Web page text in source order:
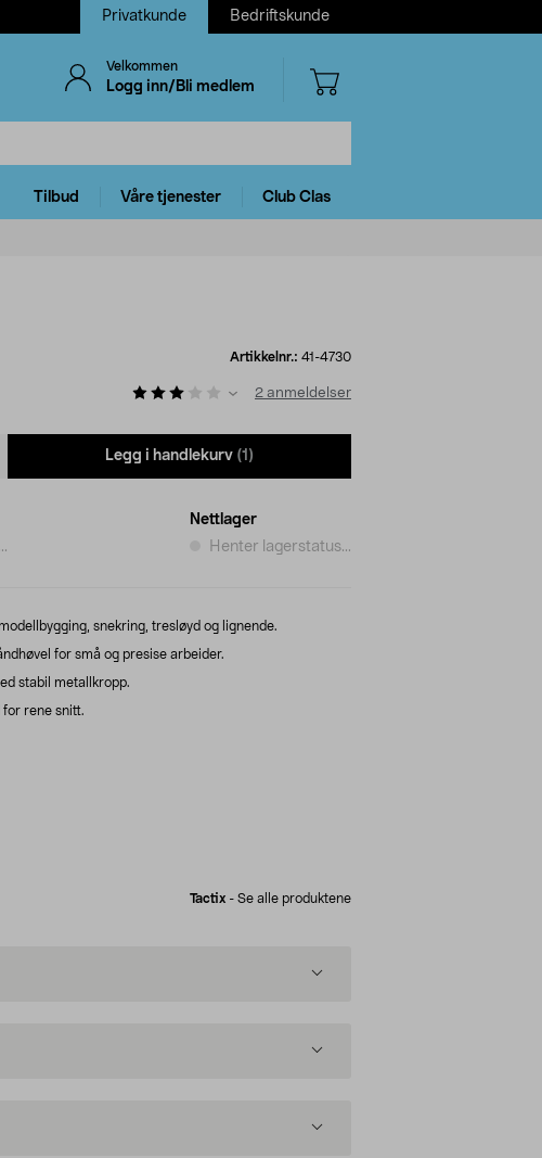
Privatkunde Bedriftskunde
Velkommen
Logg inn/Bli medlem
Tilbud Våre tjenester Club Clas
Artikkelnr.: 41-4730
2 anmeldelser
Legg i handlekurv (1)
Nettlager
Henter lagerstatus...
snekring, tresløyd og lignende.
for små og presise arbeider.
stabil metallkropp.
rene snitt.
Tactix - Se alle produktene